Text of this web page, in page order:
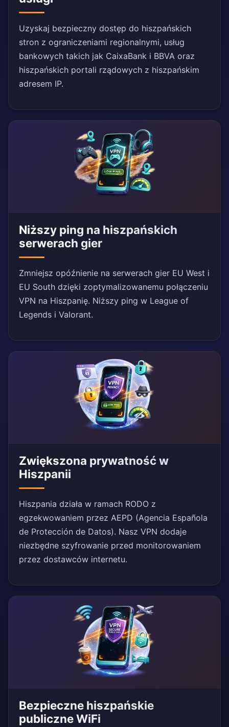
Uzyskaj bezpieczny dostęp do hiszpańskich
stron z ograniczeniami regionalnymi, usług
bankowych takich jak CaixaBank i BBVA oraz
hiszpańskich portali rządowych z hiszpańskim
adresem IP.
Niższy ping na hiszpańskich
serwerach gier
Zmniejsz opóźnienie na serwerach gier EU West i
EU South dzięki zoptymalizowanemu połączeniu
VPN na Hiszpanię. Niższy ping w League of
Legends i Valorant.
Zwiększona prywatność w
Hiszpanii
Hiszpania działa w ramach RODO z
egzekwowaniem przez AEPD (Agencia Española
de Protección de Datos). Nasz VPN dodaje
niezbędne szyfrowanie przed monitorowaniem
przez dostawców internetu.
Bezpieczne hiszpańskie
publiczne WiFi